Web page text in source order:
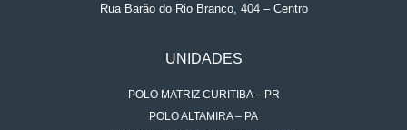
Rua Barão do Rio Branco, 404 – Centro
UNIDADES
POLO MATRIZ CURITIBA – PR
POLO ALTAMIRA – PA